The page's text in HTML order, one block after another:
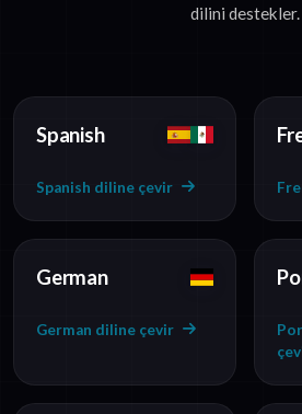
dilini destekler.
Spanish
Spanish diline çevir
German
German diline çevir